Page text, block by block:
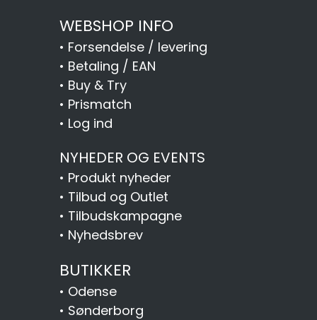
WEBSHOP INFO
• Forsendelse / levering
• Betaling / EAN
• Buy & Try
• Prismatch
• Log ind
NYHEDER OG EVENTS
• Produkt nyheder
• Tilbud og Outlet
• Tilbudskampagne
• Nyhedsbrev
BUTIKKER
• Odense
• Sønderborg